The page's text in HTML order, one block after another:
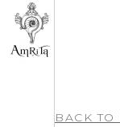
BACK TO